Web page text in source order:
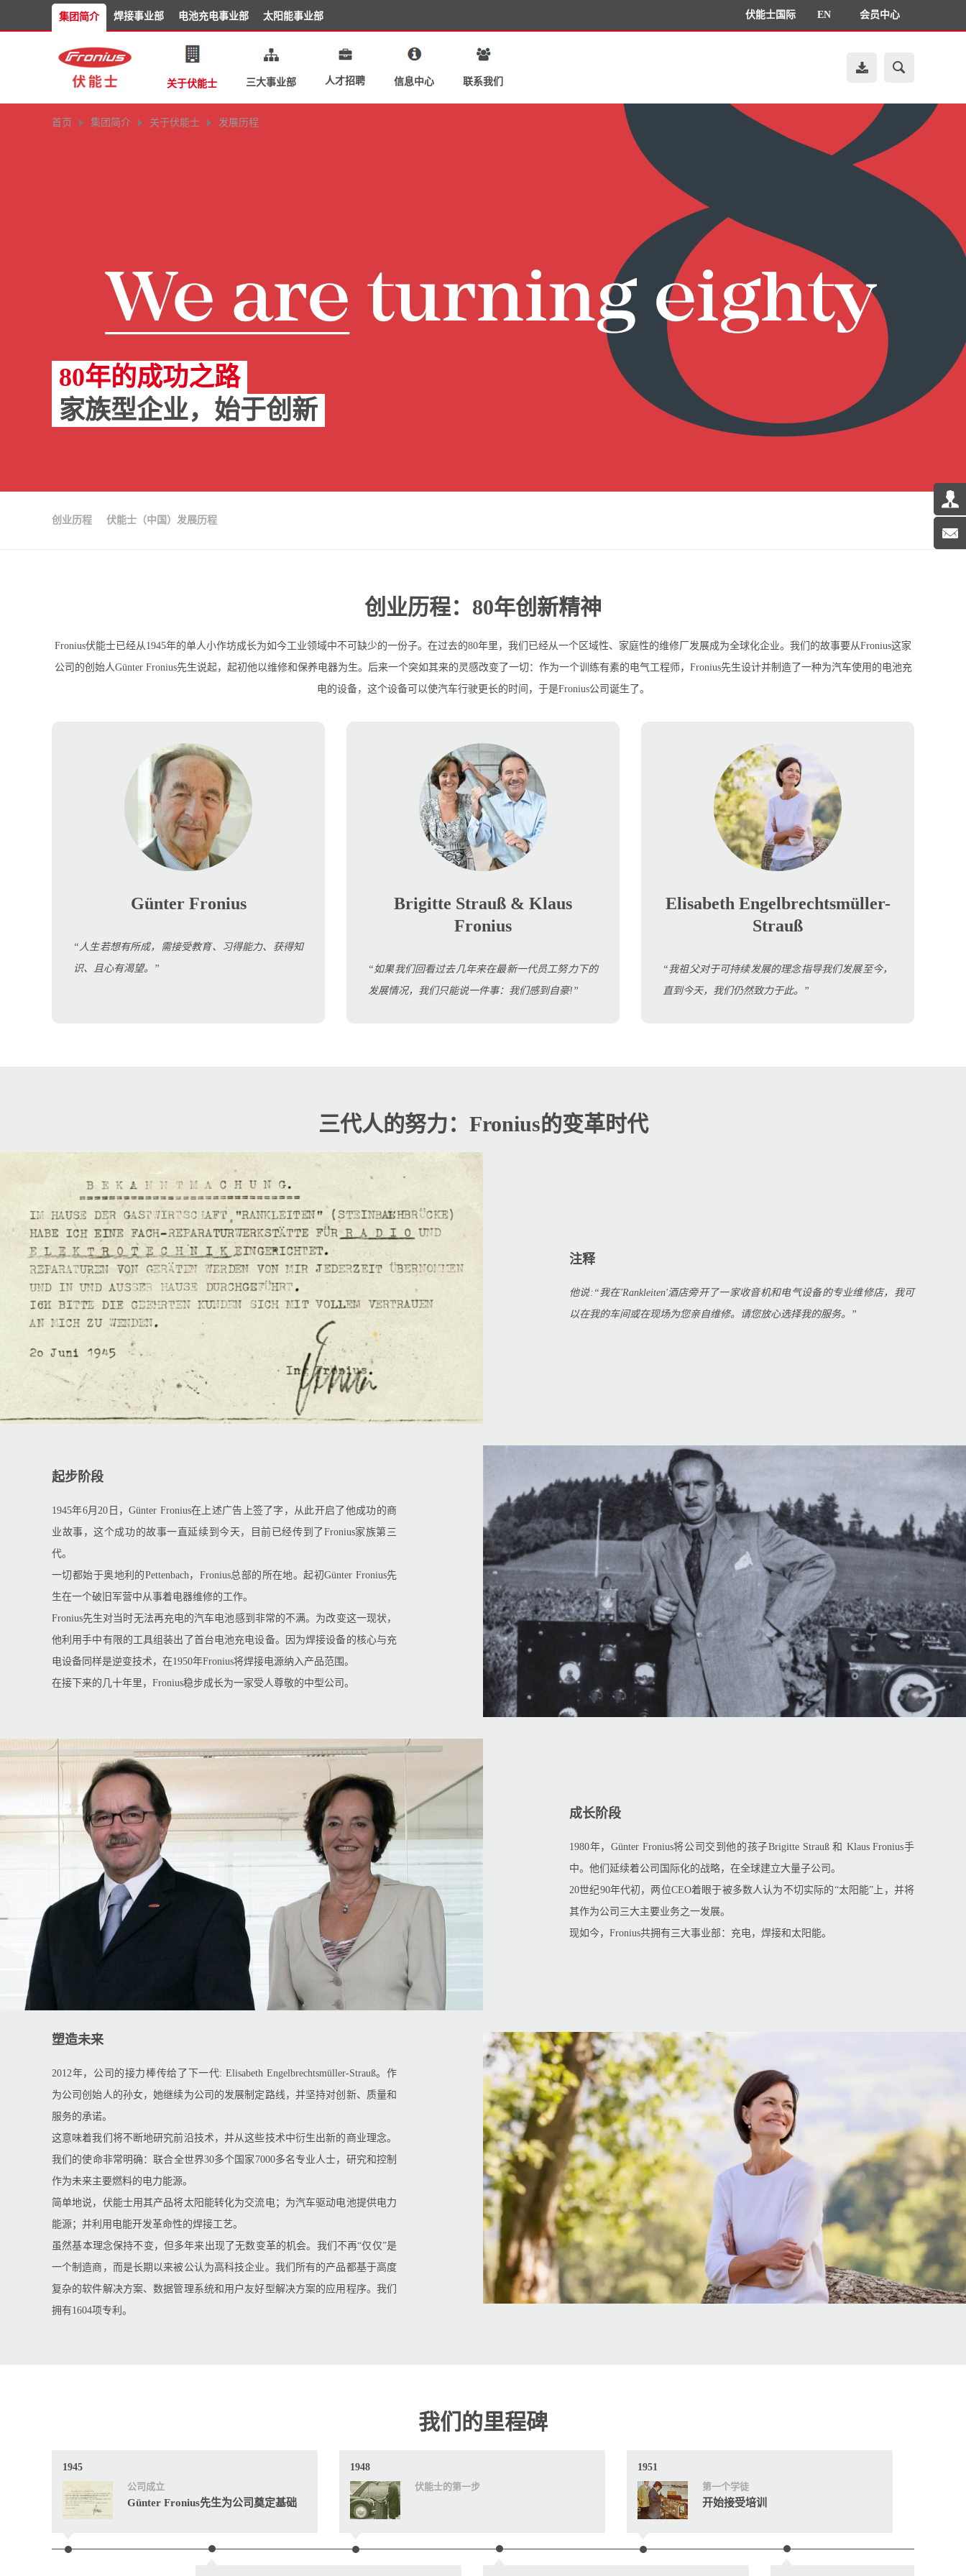
集团简介 焊接事业部 电池充电事业部 太阳能事业部 伏能士国际 EN 会员中心
关于伏能士 三大事业部 人才招聘 信息中心 联系我们
首页 集团简介 关于伏能士 发展历程
80年的成功之路
家族型企业，始于创新
创业历程 伏能士（中国）发展历程
创业历程：80年创新精神
Fronius伏能士已经从1945年的单人小作坊成长为如今工业领域中不可缺少的一份子。在过去的80年里，我们已经从一个区域性、家庭性的维修厂发展成为全球化企业。我们的故事要从Fronius这家
公司的创始人Günter Fronius先生说起，起初他以维修和保养电器为生。后来一个突如其来的灵感改变了一切：作为一个训练有素的电气工程师，Fronius先生设计并制造了一种为汽车使用的电池充
电的设备，这个设备可以使汽车行驶更长的时间，于是Fronius公司诞生了。
Günter Fronius
“人生若想有所成，需接受教育、习得能力、获得知
识、且心有渴望。”
Brigitte Strauß & Klaus
Fronius
“如果我们回看过去几年来在最新一代员工努力下的
发展情况，我们只能说一件事：我们感到自豪!”
Elisabeth Engelbrechtsmüller-
Strauß
“我祖父对于可持续发展的理念指导我们发展至今，
直到今天，我们仍然致力于此。”
三代人的努力：Fronius的变革时代
注释
他说:“我在'Rankleiten'酒店旁开了一家收音机和电气设备的专业维修店，我可
以在我的车间或在现场为您亲自维修。请您放心选择我的服务。”
起步阶段
1945年6月20日，Günter Fronius在上述广告上签了字，从此开启了他成功的商
业故事，这个成功的故事一直延续到今天，目前已经传到了Fronius家族第三
代。
一切都始于奥地利的Pettenbach，Fronius总部的所在地。起初Günter Fronius先
生在一个破旧军营中从事着电器维修的工作。
Fronius先生对当时无法再充电的汽车电池感到非常的不满。为改变这一现状，
他利用手中有限的工具组装出了首台电池充电设备。因为焊接设备的核心与充
电设备同样是逆变技术，在1950年Fronius将焊接电源纳入产品范围。
在接下来的几十年里，Fronius稳步成长为一家受人尊敬的中型公司。
成长阶段
1980年，Günter Fronius将公司交到他的孩子Brigitte Strauß 和 Klaus Fronius手
中。他们延续着公司国际化的战略，在全球建立大量子公司。
20世纪90年代初，两位CEO着眼于被多数人认为不切实际的“太阳能”上，并将
其作为公司三大主要业务之一发展。
现如今，Fronius共拥有三大事业部： 充电， 焊接和太阳能。
塑造未来
2012年，公司的接力棒传给了下一代: Elisabeth Engelbrechtsmüller-Strauß。作
为公司创始人的孙女，她继续为公司的发展制定路线，并坚持对创新、质量和
服务的承诺。
这意味着我们将不断地研究前沿技术，并从这些技术中衍生出新的商业理念。
我们的使命非常明确：联合全世界30多个国家7000多名专业人士，研究和控制
作为未来主要燃料的电力能源。
简单地说，伏能士用其产品将太阳能转化为交流电；为汽车驱动电池提供电力
能源；并利用电能开发革命性的焊接工艺。
虽然基本理念保持不变，但多年来出现了无数变革的机会。我们不再“仅仅”是
一个制造商，而是长期以来被公认为高科技企业。我们所有的产品都基于高度
复杂的软件解决方案、数据管理系统和用户友好型解决方案的应用程序。我们
拥有1604项专利。
我们的里程碑
1945
公司成立
Günter Fronius先生为公司奠定基础
1948
伏能士的第一步
1951
第一个学徒
开始接受培训